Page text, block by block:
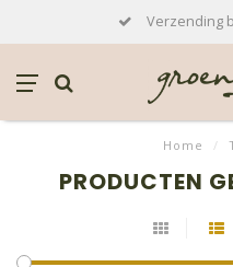
Verzending
Home /
PRODUCTEN